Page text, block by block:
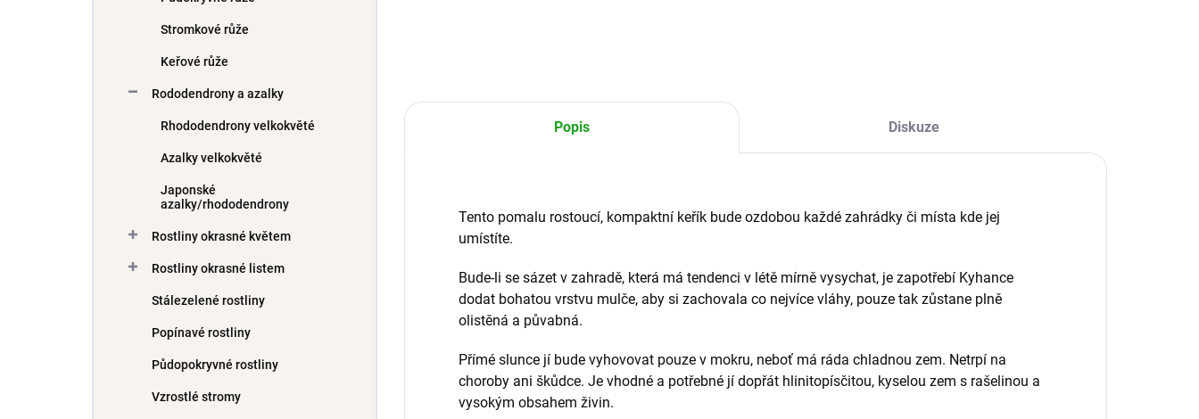
Stromkové růže
Keřové růže
Rododendrony a azalky
Rhododendrony velkokvěté
Azalky velkokvěté
Japonské
azalky/rhododendrony
Rostliny okrasné květem
Rostliny okrasné listem
Stálezelené rostliny
Popínavé rostliny
Půdopokryvné rostliny
Vzrostlé stromy
Popis Diskuze
Tento pomalu rostoucí, kompaktní keřík bude ozdobou každé zahrádky či místa kde jej
umístíte.
Bude-li se sázet v zahradě, která má tendenci v létě mírně vysychat, je zapotřebí Kyhance
dodat bohatou vrstvu mulče, aby si zachovala co nejvíce vláhy, pouze tak zůstane plně
olistěná a půvabná.
Přímé slunce jí bude vyhovovat pouze v mokru, neboť má ráda chladnou zem. Netrpí na
choroby ani škůdce. Je vhodné a potřebné jí dopřát hlinitopísčitou, kyselou zem s rašelinou a
vysokým obsahem živin.